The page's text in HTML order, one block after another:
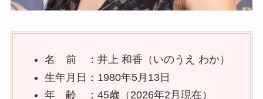
名 前 ：井上 和香（いのうえ わか）
生年月日：1980年5月13日
年 齢 ：45歳（2026年2月現在）